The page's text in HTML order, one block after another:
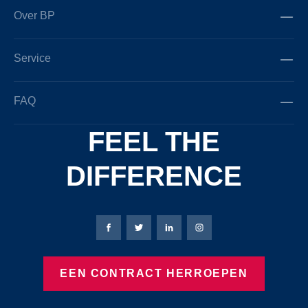
Over BP
Service
FAQ
FEEL THE
DIFFERENCE
Bierbaum-Proenen Facebook-pagina
Bierbaum-Proenen X-pagina
Bierbaum-Proenen
Bierbaum-Proenen
EEN CONTRACT HERROEPEN